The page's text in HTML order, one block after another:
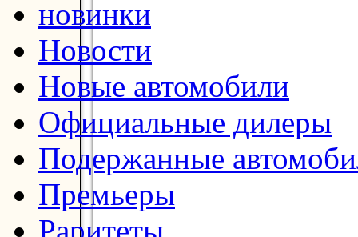
новинки
Новости
Новые автомобили
Официальные дилеры
Подержанные
Премьеры
Раритеты